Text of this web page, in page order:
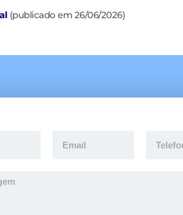
(publicado em 26/06/2026)